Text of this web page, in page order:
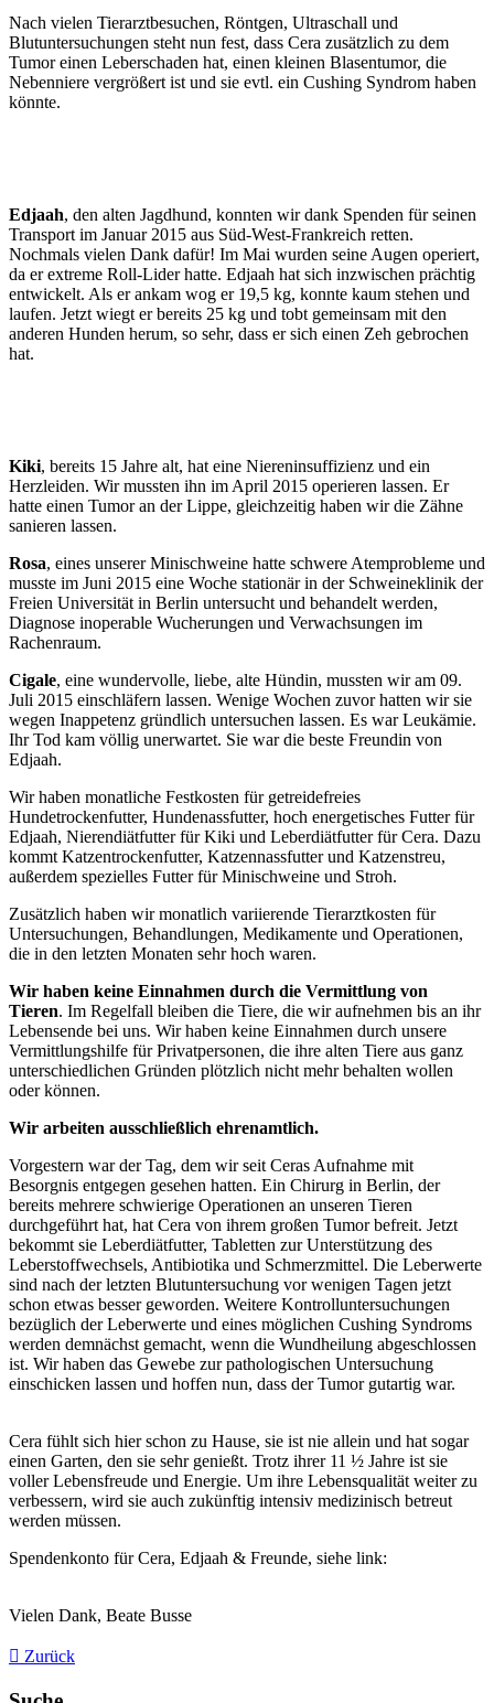
Nach vielen Tierarztbesuchen, Röntgen, Ultraschall und
Blutuntersuchungen steht nun fest, dass Cera zusätzlich zu dem
Tumor einen Leberschaden hat, einen kleinen Blasentumor, die
Nebenniere vergrößert ist und sie evtl. ein Cushing Syndrom haben
könnte.
Edjaah, den alten Jagdhund, konnten wir dank Spenden für seinen
Transport im Januar 2015 aus Süd-West-Frankreich retten.
Nochmals vielen Dank dafür! Im Mai wurden seine Augen operiert,
da er extreme Roll-Lider hatte. Edjaah hat sich inzwischen prächtig
entwickelt. Als er ankam wog er 19,5 kg, konnte kaum stehen und
laufen. Jetzt wiegt er bereits 25 kg und tobt gemeinsam mit den
anderen Hunden herum, so sehr, dass er sich einen Zeh gebrochen
hat.
Kiki, bereits 15 Jahre alt, hat eine Niereninsuffizienz und ein
Herzleiden. Wir mussten ihn im April 2015 operieren lassen. Er
hatte einen Tumor an der Lippe, gleichzeitig haben wir die Zähne
sanieren lassen.
Rosa, eines unserer Minischweine hatte schwere Atemprobleme und
musste im Juni 2015 eine Woche stationär in der Schweineklinik der
Freien Universität in Berlin untersucht und behandelt werden,
Diagnose inoperable Wucherungen und Verwachsungen im
Rachenraum.
Cigale, eine wundervolle, liebe, alte Hündin, mussten wir am 09.
Juli 2015 einschläfern lassen. Wenige Wochen zuvor hatten wir sie
wegen Inappetenz gründlich untersuchen lassen. Es war Leukämie.
Ihr Tod kam völlig unerwartet. Sie war die beste Freundin von
Edjaah.
Wir haben monatliche Festkosten für getreidefreies
Hundetrockenfutter, Hundenassfutter, hoch energetisches Futter für
Edjaah, Nierendiätfutter für Kiki und Leberdiätfutter für Cera. Dazu
kommt Katzentrockenfutter, Katzennassfutter und Katzenstreu,
außerdem spezielles Futter für Minischweine und Stroh.
Zusätzlich haben wir monatlich variierende Tierarztkosten für
Untersuchungen, Behandlungen, Medikamente und Operationen,
die in den letzten Monaten sehr hoch waren.
Wir haben keine Einnahmen durch die Vermittlung von
Tieren. Im Regelfall bleiben die Tiere, die wir aufnehmen bis an ihr
Lebensende bei uns. Wir haben keine Einnahmen durch unsere
Vermittlungshilfe für Privatpersonen, die ihre alten Tiere aus ganz
unterschiedlichen Gründen plötzlich nicht mehr behalten wollen
oder können.
Wir arbeiten ausschließlich ehrenamtlich.
Vorgestern war der Tag, dem wir seit Ceras Aufnahme mit
Besorgnis entgegen gesehen hatten. Ein Chirurg in Berlin, der
bereits mehrere schwierige Operationen an unseren Tieren
durchgeführt hat, hat Cera von ihrem großen Tumor befreit. Jetzt
bekommt sie Leberdiätfutter, Tabletten zur Unterstützung des
Leberstoffwechsels, Antibiotika und Schmerzmittel. Die Leberwerte
sind nach der letzten Blutuntersuchung vor wenigen Tagen jetzt
schon etwas besser geworden. Weitere Kontrolluntersuchungen
bezüglich der Leberwerte und eines möglichen Cushing Syndroms
werden demnächst gemacht, wenn die Wundheilung abgeschlossen
ist. Wir haben das Gewebe zur pathologischen Untersuchung
einschicken lassen und hoffen nun, dass der Tumor gutartig war.
Cera fühlt sich hier schon zu Hause, sie ist nie allein und hat sogar
einen Garten, den sie sehr genießt. Trotz ihrer 11 ½ Jahre ist sie
voller Lebensfreude und Energie. Um ihre Lebensqualität weiter zu
verbessern, wird sie auch zukünftig intensiv medizinisch betreut
werden müssen.
Spendenkonto für Cera, Edjaah & Freunde, siehe link:
Vielen Dank, Beate Busse
Zurück